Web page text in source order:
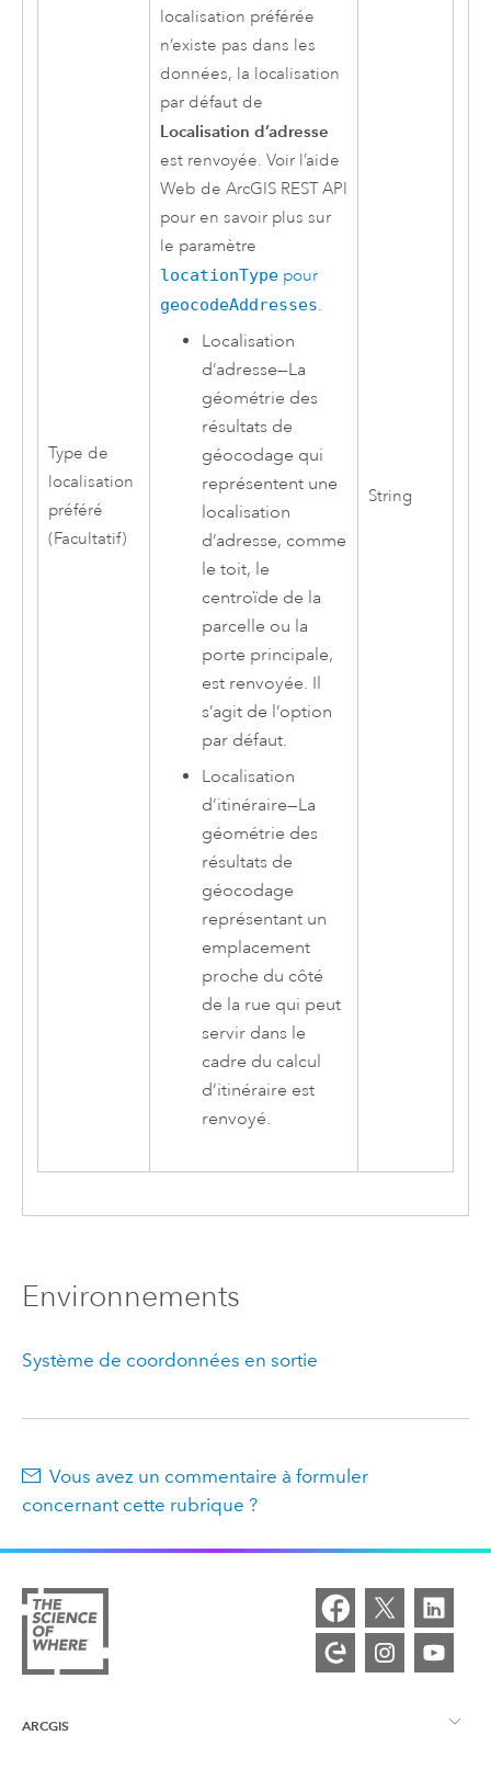
Type de
localisation
préféré
(Facultatif)
localisation préférée
n’existe pas dans les
données, la localisation
par défaut de
Localisation d’adresse
est renvoyée. Voir l’aide
Web de ArcGIS REST API
pour en savoir plus sur
le paramètre
locationTypepour
geocodeAddresses.
Localisation
d’adresse—La
géométrie des
résultats de
géocodage qui
représentent une
localisation
d’adresse, comme
le toit, le
centroïde de la
parcelle ou la
porte principale,
est renvoyée. Il
s’agit de l’option
par défaut.
Localisation
d’itinéraire—La
géométrie des
résultats de
géocodage
représentant un
emplacement
proche du côté
de la rue qui peut
servir dans le
cadre du calcul
d’itinéraire est
renvoyé.
String
Environnements
Système de coordonnées en sortie
Vous avez un commentaire à formuler
concernant cette rubrique ?
ARCGIS